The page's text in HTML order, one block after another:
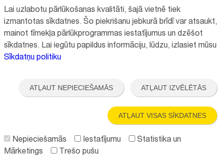
+371 67064475
Visi kontakti
"Aktīvo iedzīvotāju fonds" finansētā projekta "
Bērnu slimnīcas fonda
ilgtspējīgas attīstības veicināšana
" ietvaros.
Lai uzlabotu pārlūkošanas kvalitāti, šajā vietnē tiek
izmantotas sīkdatnes. Šo piekrišanu jebkurā brīdī var atsaukt,
mainot tīmekļa pārlūkprogrammas iestatījumus un dzēšot
sīkdatnes. Lai iegūtu papildus informāciju, lūdzu, izlasiet mūsu
Sīkdatņu politiku
ATĻAUT NEPIECIEŠAMĀS ATĻAUT IZVĒLĒTĀS
ATĻAUT VISAS SĪKDATNES
Nepieciešamās Iestatījumu
Statistika un
Mārketings
Trešo pušu